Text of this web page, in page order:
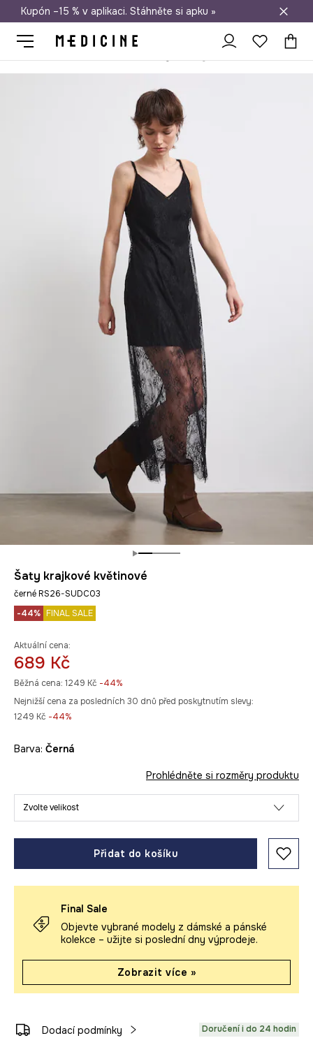
Doprava zdarma při nákupu nad 1 200 Kč
Kupón –15 % v aplikaci. Stáhněte si apku »
Šaty krajkové květinové
černé RS26-SUDC03
-44% FINAL SALE
Aktuální cena:
689 Kč
Běžná cena: 1249 Kč -44%
Nejnižší cena za posledních 30 dnů před poskytnutím slevy:
1249 Kč -44%
Barva: černá
Prohlédněte si rozměry produktu
Zvolte velikost
Přidat do košíku
Final Sale
Objevte vybrané modely z dámské a pánské
kolekce – užijte si poslední dny výprodeje.
Zobrazit více »
Dodací podmínky Doručení i do 24 hodin